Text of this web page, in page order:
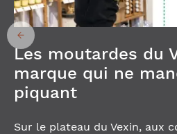
Les moutardes du
marque qui ne
piquant
Sur le plateau du Vexin, aux